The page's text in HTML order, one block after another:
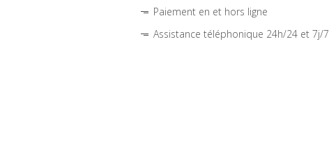
Paiement en et hors ligne
Assistance téléphonique 24h/24 et 7j/7